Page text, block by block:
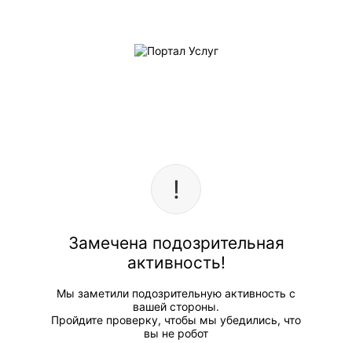
Замечена подозрительная
активность!
Мы заметили подозрительную активность с
вашей стороны.
Пройдите проверку, чтобы мы убедились, что
вы не робот